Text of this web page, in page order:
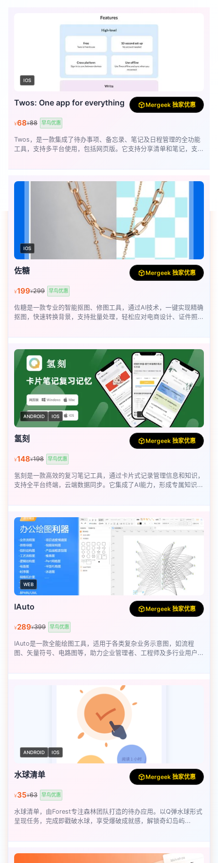
IOS
Twos: One app for everything Mergeek 独家优惠
¥68¥88 早鸟优惠
Twos，是一款集成了待办事项、备忘录、笔记及日程管理的全功能
工具，支持多平台使用，包括网页版。它支持分享清单和笔记，支...
IOS
佐糖 Mergeek 独家优惠
¥199¥299 早鸟优惠
佐糖是一款专业的智能抠图、修图工具，通过AI技术，一键实现精确
抠图，快速转换背景，支持批量处理，轻松应对电商设计、证件照...
ANDROID IOS
氢刻 Mergeek 独家优惠
¥148¥198 早鸟优惠
氢刻是一款高效的复习笔记工具，通过卡片式记录管理信息和知识，
支持全平台终端，云端数据同步。它集成了AI能力，形成专属知识...
WEB
IAuto Mergeek 独家优惠
¥289¥399 早鸟优惠
IAuto是一款全能绘图工具，适用于各类复杂业务示意图，如流程
图、矢量符号、电路图等，助力企业管理者、工程师及多行业用户...
ANDROID IOS
水球清单 Mergeek 独家优惠
¥35¥63 早鸟优惠
水球清单，由Forest专注森林团队打造的待办应用。以Q弹水球形式
呈现任务，完成即戳破水球，享受爆破成就感，解锁奇幻岛屿...